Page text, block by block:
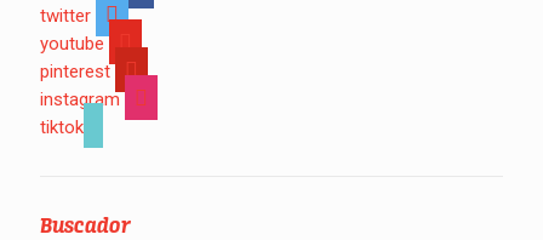
twitter
youtube
pinterest
instagram
tiktok
Buscador